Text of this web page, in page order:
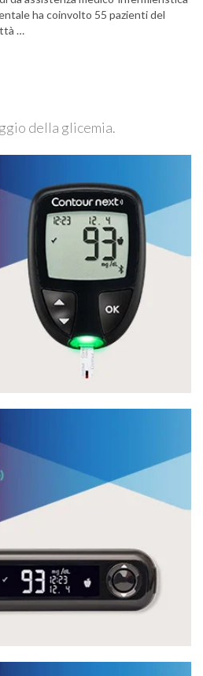
ha coinvolto 55 pazienti del
…
della glicemia.